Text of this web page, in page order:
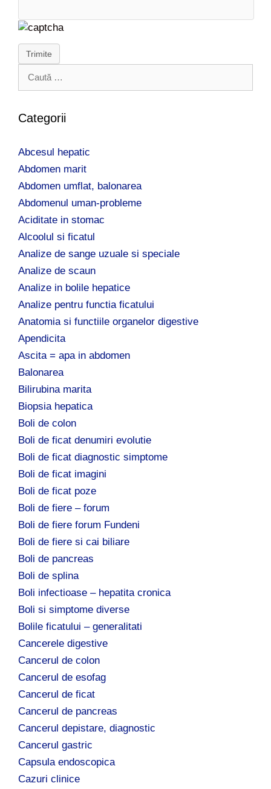
Trimite
t
u
p
ă
:
Categorii
Abcesul hepatic
Abdomen marit
Abdomen umflat, balonarea
Abdomenul uman-probleme
Aciditate in stomac
Alcoolul si ficatul
Analize de sange uzuale si speciale
Analize de scaun
Analize in bolile hepatice
Analize pentru functia ficatului
Anatomia si functiile organelor digestive
Apendicita
Ascita = apa in abdomen
Balonarea
Bilirubina marita
Biopsia hepatica
Boli de colon
Boli de ficat denumiri evolutie
Boli de ficat diagnostic simptome
Boli de ficat imagini
Boli de ficat poze
Boli de fiere – forum
Boli de fiere forum Fundeni
Boli de fiere si cai biliare
Boli de pancreas
Boli de splina
Boli infectioase – hepatita cronica
Boli si simptome diverse
Bolile ficatului – generalitati
Cancerele digestive
Cancerul de colon
Cancerul de esofag
Cancerul de ficat
Cancerul de pancreas
Cancerul depistare, diagnostic
Cancerul gastric
Capsula endoscopica
Cazuri clinice